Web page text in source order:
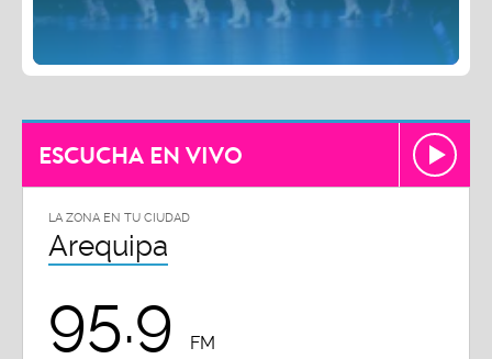
ESCUCHA EN VIVO
LA ZONA EN TU CIUDAD
Arequipa
95.9 FM